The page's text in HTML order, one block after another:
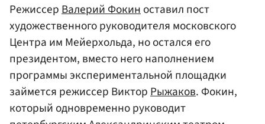
РежиссерВалерий Фокиноставил пост
художественного руководителя московского
Центра им Мейерхольда, но остался его
президентом, вместо него наполнением
программы экспериментальной площадки
займется режиссер ВикторРыжаков. Фокин,
который одновременно руководит